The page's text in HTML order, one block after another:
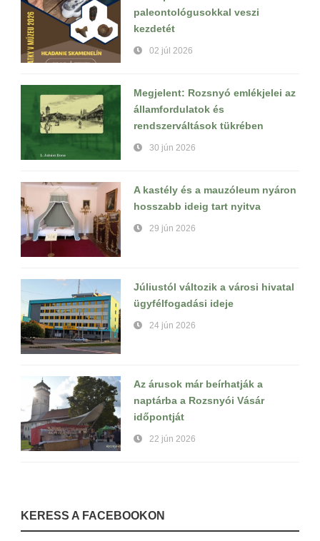
paleontológusokkal veszi
kezdetét
02 júl 2026
Megjelent: Rozsnyó emlékjelei az
államfordulatok és
rendszerváltások tükrében
30 jún 2026
A kastély és a mauzóleum nyáron
hosszabb ideig tart nyitva
29 jún 2026
Júliustól változik a városi hivatal
ügyfélfogadási ideje
24 jún 2026
Az árusok már beírhatják a
naptárba a Rozsnyói Vásár
időpontját
22 jún 2026
KERESS A FACEBOOKON